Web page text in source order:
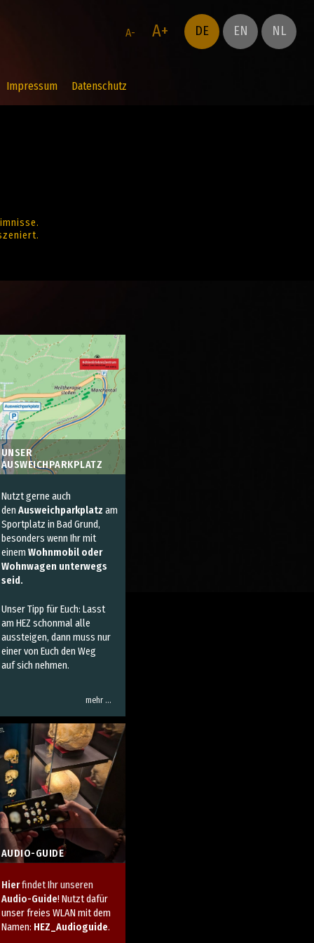
Datenschutz
Impressum
UNSER
AUSWEICHPARKPLATZ
Nutzt gerne auch
den Ausweichparkplatz am
Sportplatz in Bad Grund,
besonders wenn Ihr mit
einem Wohnmobil oder
Wohnwagen unterwegs
seid.
Unser Tipp für Euch: Lasst
am HEZ schonmal alle
aussteigen, dann muss nur
einer von Euch den Weg
auf sich nehmen.
mehr …
AUDIO-GUIDE
Hierfindet Ihr unseren
Audio-Guide! Nutzt dafür
unser freies WLAN mit dem
Namen: HEZ_Audioguide.
A- A+ DE EN NL